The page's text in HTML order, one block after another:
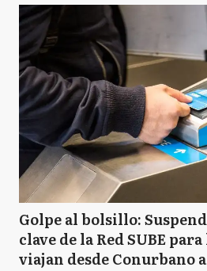
Golpe al bolsillo:
clave de la Red SUBE
viajan desde Conurbano